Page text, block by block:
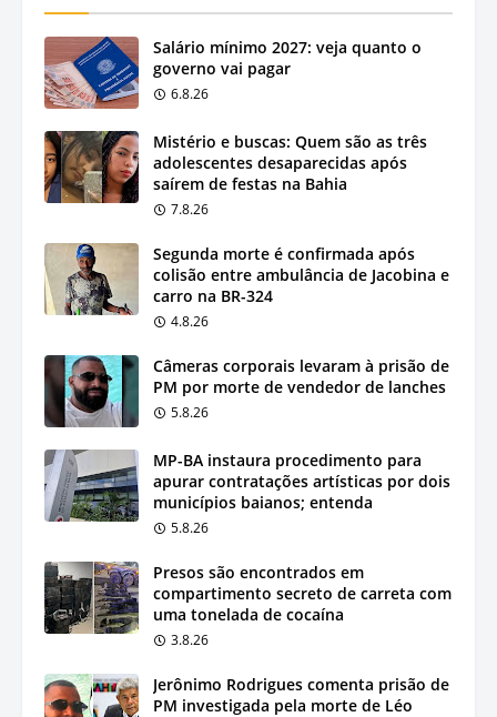
Salário mínimo 2027: veja quanto o
governo vai pagar
6.8.26
Mistério e buscas: Quem são as três
adolescentes desaparecidas após
saírem de festas na Bahia
7.8.26
Segunda morte é confirmada após
colisão entre ambulância de Jacobina e
carro na BR-324
4.8.26
Câmeras corporais levaram à prisão de
PM por morte de vendedor de lanches
5.8.26
MP-BA instaura procedimento para
apurar contratações artísticas por dois
municípios baianos; entenda
5.8.26
Presos são encontrados em
compartimento secreto de carreta com
uma tonelada de cocaína
3.8.26
Jerônimo Rodrigues comenta prisão de
PM investigada pela morte de Léo